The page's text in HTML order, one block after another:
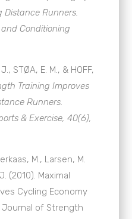
Distance Runners.
Conditioning
STØA, E. M., & HOFF,
Training Improves
Runners.
& Exercise, 40(6),
M., Larsen, M.
(2010). Maximal
Cycling Economy
of Strength